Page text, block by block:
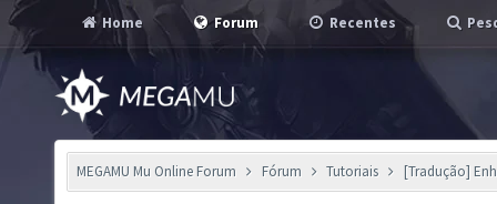
Home Forum Recentes
MEGAMU Mu Online Forum Fórum Tutoriais [Tradução]